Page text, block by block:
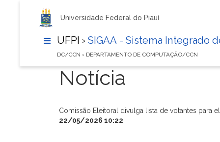
Universidade Federal do Piauí
UFPI › SIGAA - Sistema Integrado
DC/CCN › DEPARTAMENTO DE COMPUTAÇÃO/CCN
Notícia
Comissão Eleitoral divulga lista de votantes para
22/05/2026 10:22